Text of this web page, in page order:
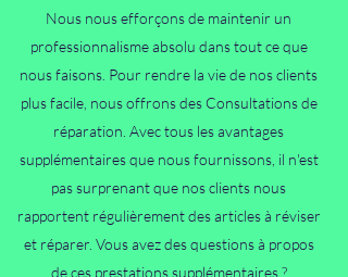
Nous nous efforçons de maintenir un
professionnalisme absolu dans tout ce que
nous faisons. Pour rendre la vie de nos clients
plus facile, nous offrons des Consultations de
réparation. Avec tous les avantages
supplémentaires que nous fournissons, il n'est
pas surprenant que nos clients nous
rapportent régulièrement des articles à réviser
et réparer. Vous avez des questions à propos
de ces prestations supplémentaires ?